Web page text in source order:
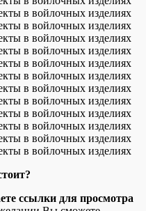
ссылки для просмотра